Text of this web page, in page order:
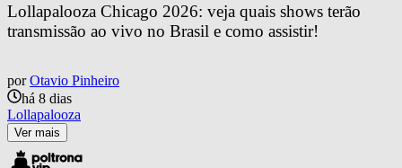
Lollapalooza Chicago 2026: veja quais shows terão
transmissão ao vivo no Brasil e como assistir!
por Otavio Pinheiro
há 8 dias
Lollapalooza
Ver mais